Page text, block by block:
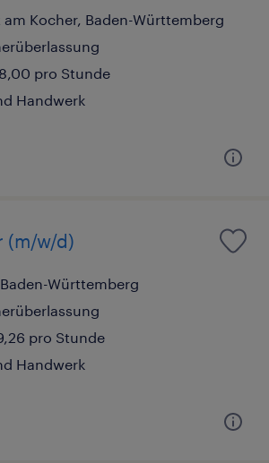
Kocher, Baden-Württemberg
pro Stunde
Handwerk
(m/w/d)
Württemberg
pro Stunde
Handwerk